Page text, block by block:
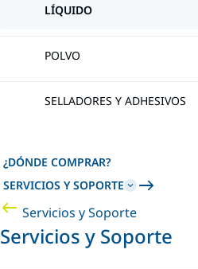
LÍQUIDO
POLVO
SELLADORES Y ADHESIVOS
¿DÓNDE COMPRAR?
SERVICIOS Y SOPORTE
Servicios y Soporte
Servicios y Soporte